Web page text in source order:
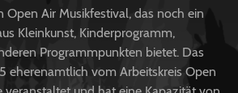
Open Air Musikfestival, das noch ein
Kleinkunst, Kinderprogramm,
Programmpunkten bietet. Das
eherenamtlich vom Arbeitskreis Open